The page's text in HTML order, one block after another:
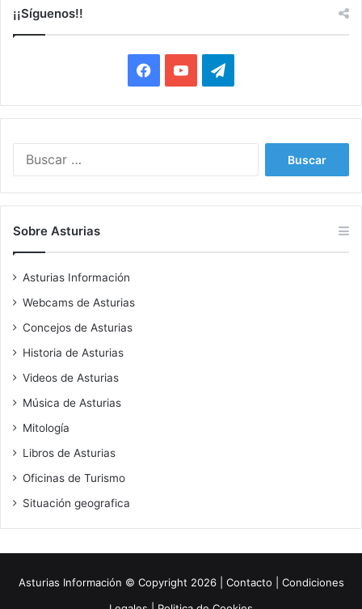
¡¡Síguenos!!
Facebook
YouTubeTelegram
Sobre Asturias
Asturias Información
Webcams de Asturias
Concejos de Asturias
Historia de Asturias
Videos de Asturias
Música de Asturias
Mitología
Libros de Asturias
Oficinas de Turismo
Situación geografica
Asturias Información © Copyright 2026 | Contacto
Condiciones